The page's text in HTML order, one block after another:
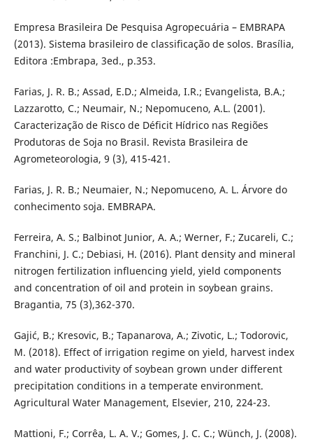
Empresa Brasileira De Pesquisa Agropecuária – EMBRAPA
(2013). Sistema brasileiro de classificação de solos. Brasília,
Editora :Embrapa, 3ed., p.353.
Farias, J. R. B.; Assad, E.D.; Almeida, I.R.; Evangelista, B.A.;
Lazzarotto, C.; Neumair, N.; Nepomuceno, A.L. (2001).
Caracterização de Risco de Déficit Hídrico nas Regiões
Produtoras de Soja no Brasil. Revista Brasileira de
Agrometeorologia, 9 (3), 415-421.
Farias, J. R. B.; Neumaier, N.; Nepomuceno, A. L. Árvore do
conhecimento soja. EMBRAPA.
Ferreira, A. S.; Balbinot Junior, A. A.; Werner, F.; Zucareli, C.;
Franchini, J. C.; Debiasi, H. (2016). Plant density and mineral
nitrogen fertilization influencing yield, yield components
and concentration of oil and protein in soybean grains.
Bragantia, 75 (3),362-370.
Gajić, B.; Kresovic, B.; Tapanarova, A.; Zivotic, L.; Todorovic,
M. (2018). Effect of irrigation regime on yield, harvest index
and water productivity of soybean grown under different
precipitation conditions in a temperate environment.
Agricultural Water Management, Elsevier, 210, 224-23.
Mattioni, F.; Corrêa, L. A. V.; Gomes, J. C. C.; Wünch, J. (2008).